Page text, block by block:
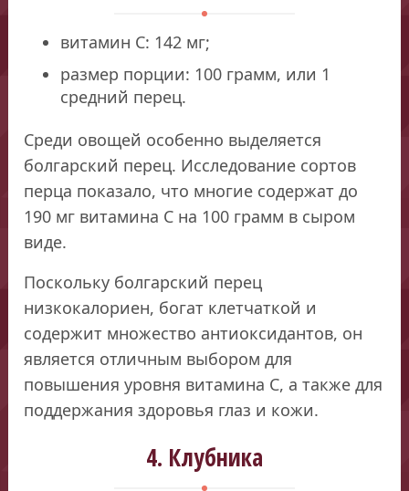
витамин С: 142 мг;
размер порции: 100 грамм, или 1
средний перец.
Среди овощей особенно выделяется
болгарский перец. Исследование сортов
перца показало, что многие содержат до
190 мг витамина С на 100 грамм в сыром
виде.
Поскольку болгарский перец
низкокалориен, богат клетчаткой и
содержит множество антиоксидантов, он
является отличным выбором для
повышения уровня витамина С, а также для
поддержания здоровья глаз и кожи.
4. Клубника